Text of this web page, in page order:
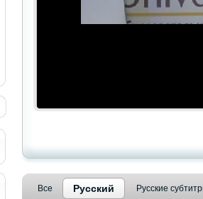
Все Русский Русские